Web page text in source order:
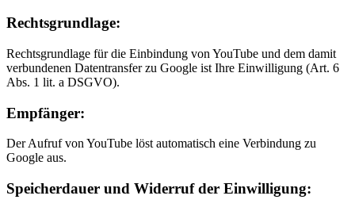
Rechtsgrundlage:
Rechtsgrundlage für die Einbindung von YouTube und dem damit
verbundenen Datentransfer zu Google ist Ihre Einwilligung (Art. 6
Abs. 1 lit. a DSGVO).
Empfänger:
Der Aufruf von YouTube löst automatisch eine Verbindung zu
Google aus.
Speicherdauer und Widerruf der Einwilligung: